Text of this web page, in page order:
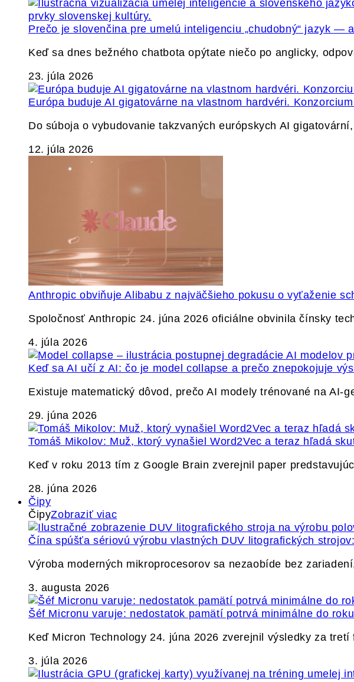
Prečo je slovenčina pre umelú inteligenciu „chudobný“ jazyk —
Keď sa dnes bežného chatbota opýtate niečo po anglicky,
23. júla 2026
Európa buduje AI gigatovárne na vlastnom hardvéri.
Do súboja o vybudovanie takzvaných európskych AI
12. júla 2026
Anthropic obviňuje Alibabu z najväčšieho pokusu o vyťaženie
Spoločnosť Anthropic 24. júna 2026 oficiálne obvinila čínsky
4. júla 2026
Keď sa AI učí z AI: čo je model collapse a prečo znepokojuje
Existuje matematický dôvod, prečo AI modely trénované na AI-
29. júna 2026
Tomáš Mikolov: Muž, ktorý vynašiel Word2Vec a teraz hľadá
Keď v roku 2013 tím z Google Brain zverejnil paper
28. júna 2026
Čipy
ČipyZobraziť viac
Čína spúšťa sériovú výrobu vlastných DUV litografických
Výroba moderných mikroprocesorov sa nezaobíde bez
3. augusta 2026
Šéf Micronu varuje: nedostatok pamätí potrvá minimálne do
Keď Micron Technology 24. júna 2026 zverejnil výsledky za
3. júla 2026